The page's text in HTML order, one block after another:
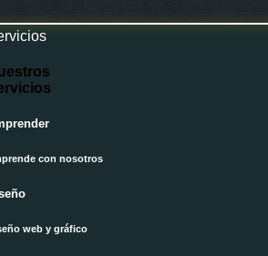
Abrir
con nosotros
web y gráfico